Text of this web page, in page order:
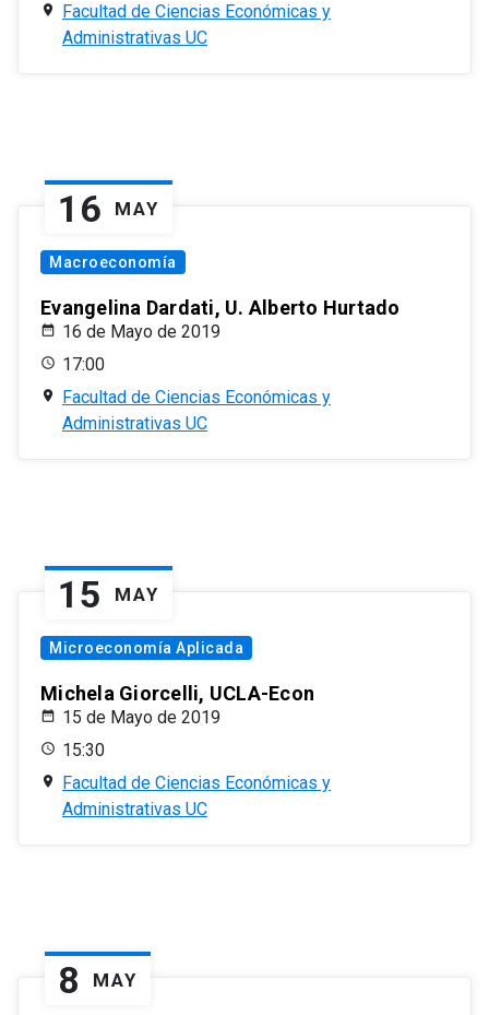
Facultad de Ciencias Económicas y
Administrativas UC
16 MAY
Macroeconomía
Evangelina Dardati, U. Alberto Hurtado
16 de Mayo de 2019
17:00
Facultad de Ciencias Económicas y
Administrativas UC
15 MAY
Microeconomía Aplicada
Michela Giorcelli, UCLA-Econ
15 de Mayo de 2019
15:30
Facultad de Ciencias Económicas y
Administrativas UC
8 MAY